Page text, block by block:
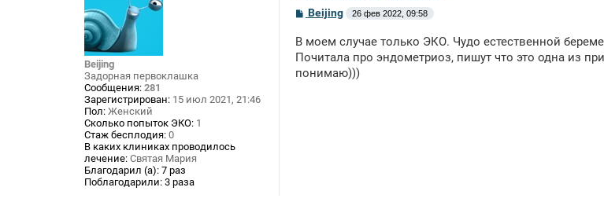
Beijing
Задорная первоклашка
Сообщения: 281
Зарегистрирован: 15 июл 2021, 21:46
Пол: Женский
Сколько попыток ЭКО: 1
Стаж бесплодия: 0
В каких клиниках проводилось
лечение: Святая Мария
Благодарил (а): 7 раз
Поблагодарили: 3 раза
С
б
щ
н
Beijing 26 фев 2022, 09:58
В моем случае только ЭКО. Чудо естественной
Почитала про эндометриоз, пишут что это одна из
понимаю)))